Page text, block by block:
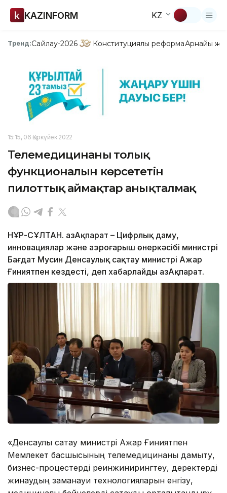
KAZINFORM KZ
Тренд:Сайлау-2026 Конституциялық реформаАрнайы
15:15, 06 Қыркүйек 2022
Телемедицинаның толық
функционалын көрсететін
пилоттық аймақтар анықталмақ
НҰР-СҰЛТАН. ҚазАқпарат – Цифрлық даму,
инновациялар және аэроғарыш өнеркәсібі министрі
Бағдат Мусин Денсаулық сақтау министрі Ажар
Ғиниятпен кездесті, деп хабарлайды ҚазАқпарат.
«Денсаулық сақтау министрі Ажар Ғиниятпен
Мемлекет басшысының телемедицинаны дамыту,
бизнес-процестерді реинжинирингтеу, деректерді
жинаудың заманауи технологияларын енгізу,